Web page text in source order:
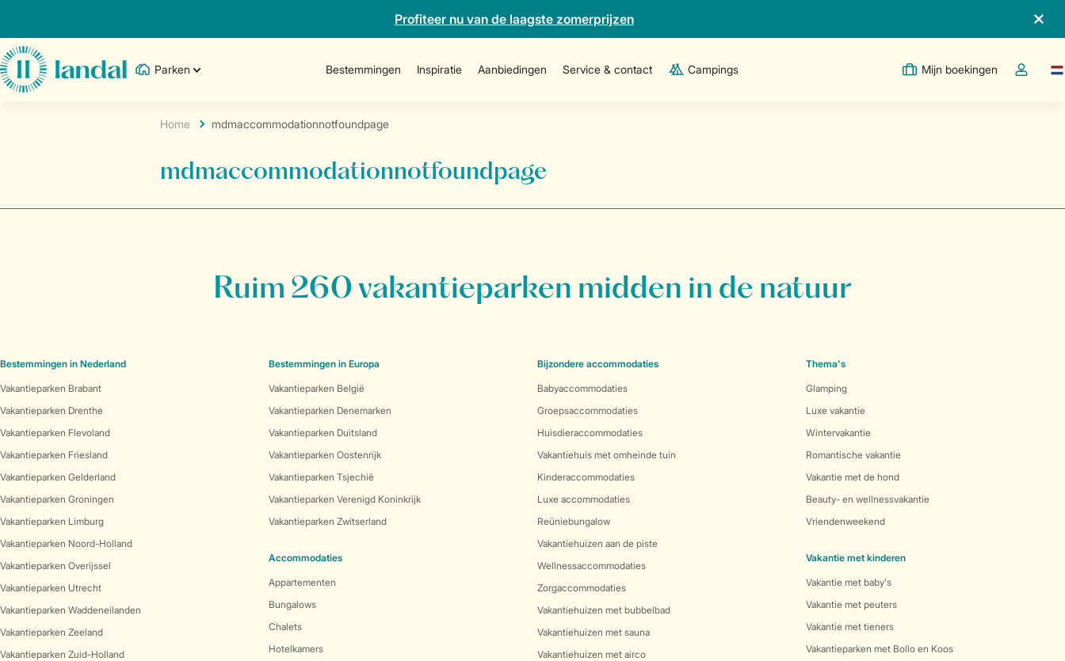
Profiteer nu van de laagste zomerprijzen
Parken Bestemmingen Inspiratie Aanbiedingen Service & contact Campings Mijn boekingen
Open de
Home mdmaccommodationnotfoundpage
mdmaccommodationnotfoundpage
Ruim 260 vakantieparken midden in de natuur
Bestemmingen in Nederland
Vakantieparken Brabant
Vakantieparken Drenthe
Vakantieparken Flevoland
Vakantieparken Friesland
Vakantieparken Gelderland
Vakantieparken Groningen
Vakantieparken Limburg
Vakantieparken Noord-Holland
Vakantieparken Overijssel
Vakantieparken Utrecht
Vakantieparken Waddeneilanden
Vakantieparken Zeeland
Vakantieparken Zuid-Holland
Bestemmingen in Europa
Vakantieparken België
Vakantieparken Denemarken
Vakantieparken Duitsland
Vakantieparken Oostenrijk
Vakantieparken Tsjechië
Vakantieparken Verenigd Koninkrijk
Vakantieparken Zwitserland
Accommodaties
Appartementen
Bungalows
Chalets
Hotelkamers
Bijzondere accommodaties
Babyaccommodaties
Groepsaccommodaties
Huisdieraccommodaties
Vakantiehuis met omheinde tuin
Kinderaccommodaties
Luxe accommodaties
Reüniebungalow
Vakantiehuizen aan de piste
Wellnessaccommodaties
Zorgaccommodaties
Vakantiehuizen met bubbelbad
Vakantiehuizen met sauna
Vakantiehuizen met airco
Thema's
Glamping
Luxe vakantie
Wintervakantie
Romantische vakantie
Vakantie met de hond
Beauty- en wellnessvakantie
Vriendenweekend
Vakantie met kinderen
Vakantie met baby's
Vakantie met peuters
Vakantie met tieners
Vakantieparken met Bollo en Koos